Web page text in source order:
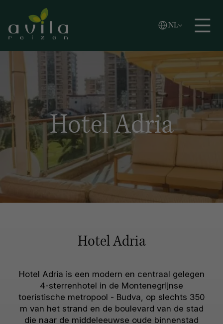
Zoeken
NL
Vlaams
English
Hotel Adria
Hotel Adria
Hotel Adria is een modern en centraal gelegen
4-sterrenhotel in de Montenegrijnse
toeristische metropool - Budva, op slechts 350
m van het strand en de boulevard van de stad
die naar de middeleeuwse oude binnenstad